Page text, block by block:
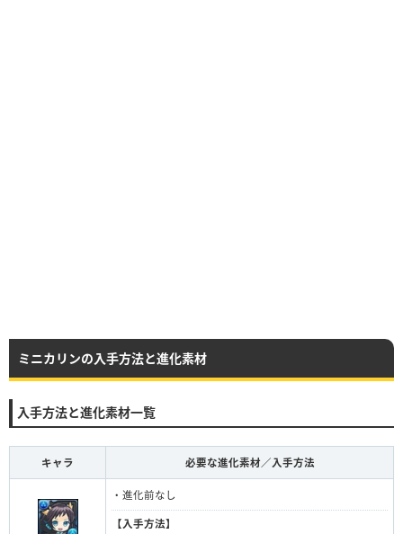
ミニカリンの入手方法と進化素材
入手方法と進化素材一覧
キャラ 必要な進化素材／入手方法
・進化前なし
【入手方法】